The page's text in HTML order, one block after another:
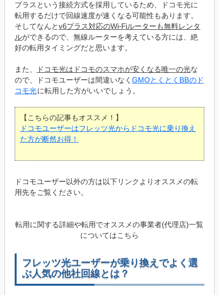
プラスという接続方式を採用しているため、ドコモ光に
転用するだけで回線速度が速くなる可能性もあります。
そしてなんとv6プラス対応のWi-Fiルーターも無料レンタ
ルができるので、無線ルーターを考えている方には、絶
好の転用タイミングだと思います。
また、 ドコモ光はドコモのスマホが安くなる唯一の光な
ので、ドコモユーザーは間違いなく GMOとくとくBBのド
コモ光に転用した方がいいでしょう。
【こちらの記事もオススメ！】
ドコモユーザーはフレッツ光からドコモ光に乗り換え
た方が断然お得！
ドコモユーザー以外の方は以下リンクよりオススメの転
用先をご覧ください。
転用に関する詳細や転用でオススメの事業者(代理店)一覧
についてはこちら
フレッツ光ユーザーが乗り換えでよく選
ぶ人気の他社回線とは？